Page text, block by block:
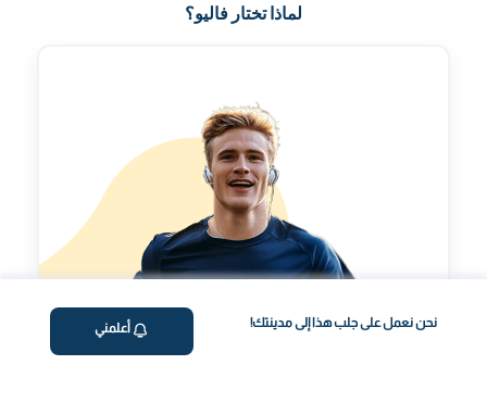
نحن نعمل على جلب هذا إلى مدينتك! أعلمني
لماذا تختار فاليو؟